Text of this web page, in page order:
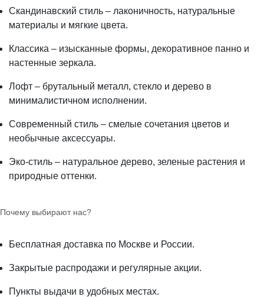
Скандинавский стиль – лаконичность, натуральные
материалы и мягкие цвета.
Классика – изысканные формы, декоративное панно и
настенные зеркала.
Лофт – брутальный металл, стекло и дерево в
минималистичном исполнении.
Современный стиль – смелые сочетания цветов и
необычные аксессуары.
Эко-стиль – натуральное дерево, зеленые растения и
природные оттенки.
Почему выбирают нас?
Бесплатная доставка по Москве и России.
Закрытые распродажи и регулярные акции.
Пункты выдачи в удобных местах.